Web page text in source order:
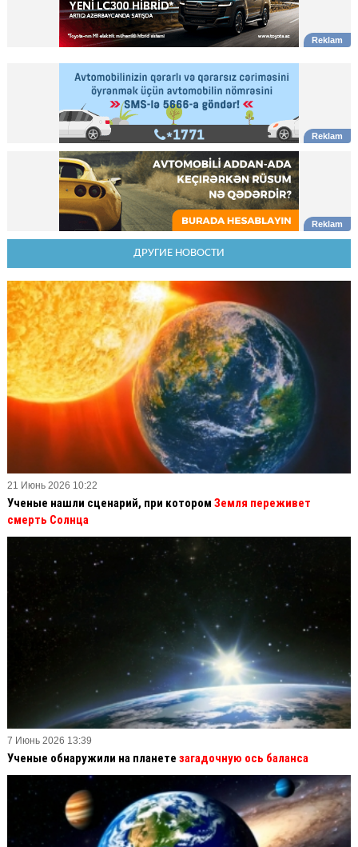
ДРУГИЕ НОВОСТИ
21 Июнь 2026 10:22
Ученые нашли сценарий, при котором Земля переживет
смерть Солнца
7 Июнь 2026 13:39
Ученые обнаружили на планете загадочную ось баланса